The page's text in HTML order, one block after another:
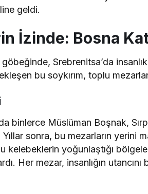
geldi.
İzinde: Bosna
göbeğinde, Srebrenitsa’da
bu soykırım, toplu
binlerce Müslüman Boşnak,
sonra, bu mezarların yerini
yoğunlaştığı
Her mezar, insanlığın